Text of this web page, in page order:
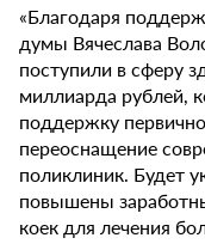
«Благодаря
думы Вячеслава
поступили в сферу
миллиарда рублей,
поддержку
переоснащение
поликлиник. Будет
повышены
коек для лечения